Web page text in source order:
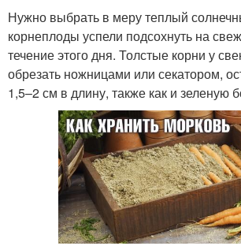
Нужно выбрать в меру теплый
корнеплоды успели подсохнуть на
течение этого дня. Толстые корни у
обрезать ножницами или секатором,
1,5–2 см в длину, также как и зеленую